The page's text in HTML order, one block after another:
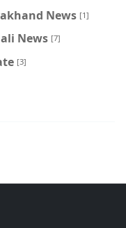
News [1]
News [7]
[3]